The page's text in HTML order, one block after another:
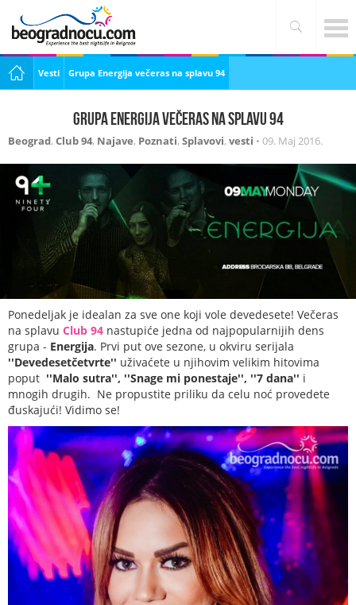
Vesti Grupa Energija večeras na splavu 94
Grupa Energija večeras na splavu 94
Beograd, Club 94, Najave, Poznati, Splavovi, vesti • 09. Maj 2016.
Ponedeljak je idealan za sve one koji vole devedesete! Večeras
na splavu Club 94 nastupiće jedna od najpopularnijih dens
grupa - Energija. Prvi put ove sezone, u okviru serijala
''Devedesetčetvrte'' uživaćete u njihovim velikim hitovima
poput ''Malo sutra'', ''Snage mi ponestaje'', ''7 dana'' i
mnogih drugih. Ne propustite priliku da celu noć provedete
đuskajući! Vidimo se!